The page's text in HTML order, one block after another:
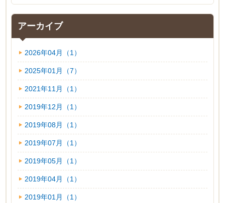
アーカイブ
2026年04月（1）
2025年01月（7）
2021年11月（1）
2019年12月（1）
2019年08月（1）
2019年07月（1）
2019年05月（1）
2019年04月（1）
2019年01月（1）